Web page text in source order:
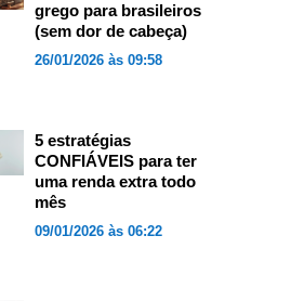
grego para brasileiros
(sem dor de cabeça)
26/01/2026 às 09:58
5 estratégias
CONFIÁVEIS para ter
uma renda extra todo
mês
09/01/2026 às 06:22